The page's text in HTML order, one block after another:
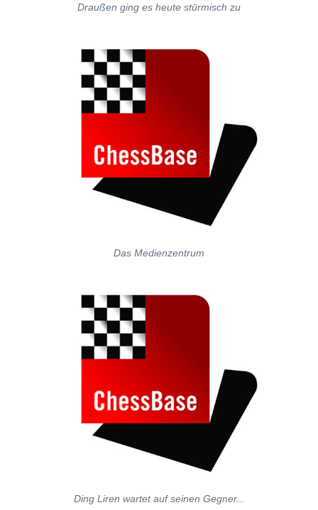
Draußen ging es heute stürmisch zu
Das Medienzentrum
Ding Liren wartet auf seinen Gegner...